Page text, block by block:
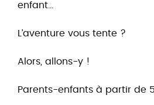
enfant…
L’aventure vous tente ?
Alors, allons-y !
Parents-enfants à partir de